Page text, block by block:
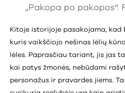
„Pakopa po pakopos“.
Kitoje istorijoje pasakojama,
kuris vaikščiojo nešinas lėlių
lėles. Paprasčiau tariant, jis jas
kai patys žmonės, nebūdami
personažus ir pravardes jiems.